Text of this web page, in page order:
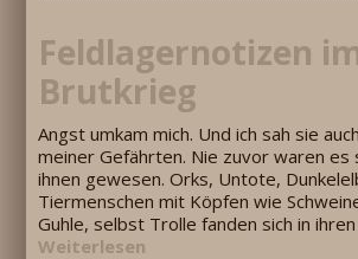
Feldlagernotizen
Brutkrieg
Angst umkam mich. Und ich sah sie
meiner Gefährten. Nie zuvor waren es
ihnen gewesen. Orks, Untote,
Tiermenschen mit Köpfen wie
Guhle, selbst Trolle fanden sich in ihren
Weiterlesen